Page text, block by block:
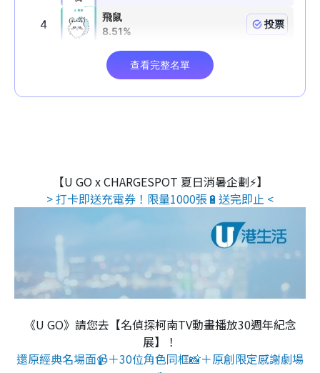
【U GO x CHARGESPOT 夏日消暑企劃⚡】
> 打卡即送充電券！限量1000張🔋送完即止 <
《U GO》請您去【名偵探柯南TV動畫播放30週年紀念
展】！
還原經典名場面📹＋30位角色同框📸＋原創限定感謝劇場